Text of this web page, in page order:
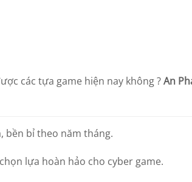
các tựa game hiện nay không ?An
bền bỉ theo năm tháng.
lựa hoàn hảo cho cyber game.